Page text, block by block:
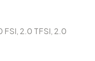
FSI, 2.0 TFSI, 2.0